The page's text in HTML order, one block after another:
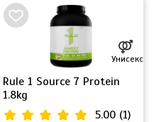
Rule 1 Source 7 Protein
1.8kg
Унисекс
5.00 (1)